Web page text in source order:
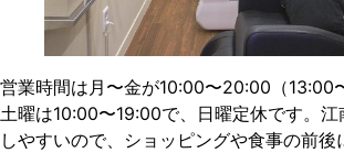
営業時間は月〜金が10:00〜20:00（13:00
土曜は10:00〜19:00で、日曜定休です。江
しやすいので、ショッピングや食事の前